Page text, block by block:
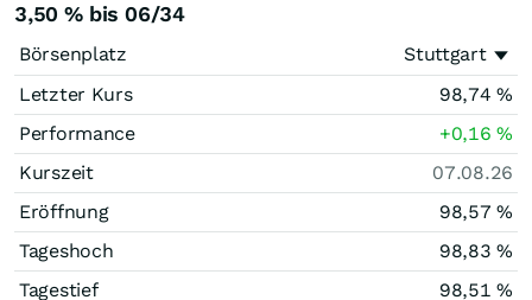
3,50 % bis 06/34
Börsenplatz
Stuttgart
Letzter Kurs
98,74 %
Performance
+0,16%
Kurszeit
07.08.26
Eröffnung
98,57 %
Tageshoch
98,83 %
Tagestief
98,51 %